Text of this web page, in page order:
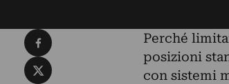
Perché
posizioni
con sistemi
Condividi su Facebook
Condividi su X